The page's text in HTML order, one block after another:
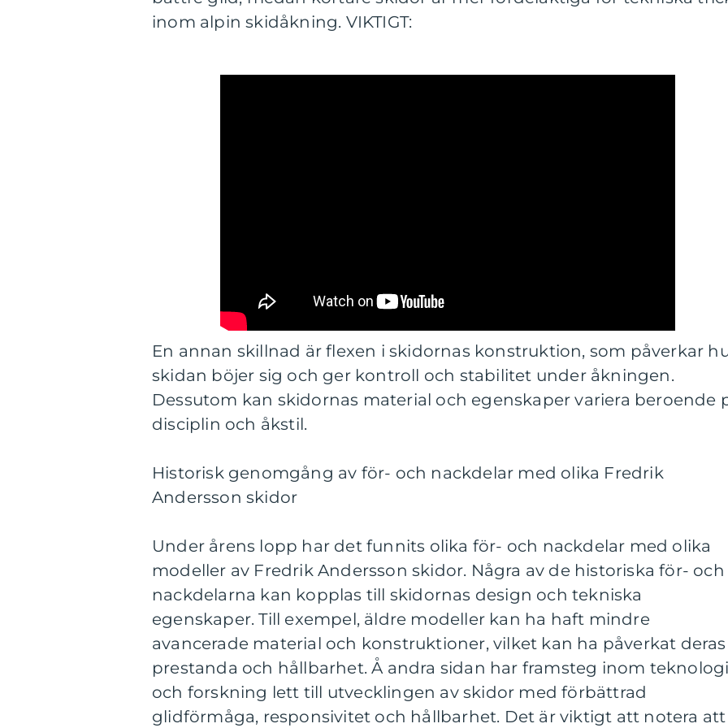
inom alpin skidåkning. VIKTIGT:
En annan skillnad är flexen i skidornas konstruktion, som påverkar
skidan böjer sig och ger kontroll och stabilitet under åkningen.
Dessutom kan skidornas material och egenskaper variera beroende
disciplin och åkstil.
Historisk genomgång av för- och nackdelar med olika Fredrik
Andersson skidor
Under årens lopp har det funnits olika för- och nackdelar med olika
modeller av Fredrik Andersson skidor. Några av de historiska för- och
nackdelarna kan kopplas till skidornas design och tekniska
egenskaper. Till exempel, äldre modeller kan ha haft mindre
avancerade material och konstruktioner, vilket kan ha påverkat deras
prestanda och hållbarhet. Å andra sidan har framsteg inom
och forskning lett till utvecklingen av skidor med förbättrad
glidförmåga, responsivitet och hållbarhet. Det är viktigt att notera att